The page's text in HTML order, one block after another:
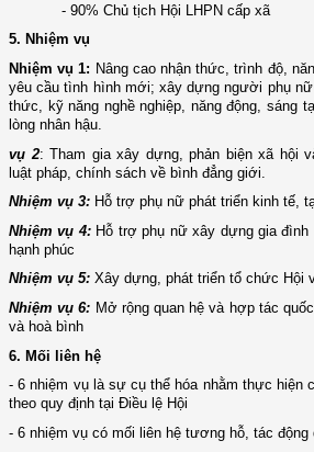
- 90% Chủ tịch Hội LHPN cấp xã
5. Nhiệm vụ
Nhiệm vụ 1: Nâng cao nhận thức, trình độ,
yêu cầu tình hình mới; xây dựng ng­ười phụ
thức, kỹ năng nghề nghiệp, năng động, sáng
lòng nhân hậu.
vụ 2:Tham gia xây dựng, phản biện xã hội
luật pháp, chính sách về bình đẳng giới.
Nhiệm vụ 3: Hỗ trợ phụ nữ phát triển kinh tế,
Nhiệm vụ 4:Hỗ trợ phụ nữ xây dựng gia đình
hạnh phúc
Nhiệm vụ 5: Xây dựng, phát triển tổ chức Hội
Nhiệm vụ 6: Mở rộng quan hệ và hợp tác
và hoà bình
6. Mối liên hệ
-6 nhiệm vụ là sự cụ thể hóa nhằm thực hiện
theo quy định tại Điều lệ Hội
- 6 nhiệm vụ có mối liên hệ t­ương hỗ, tác động